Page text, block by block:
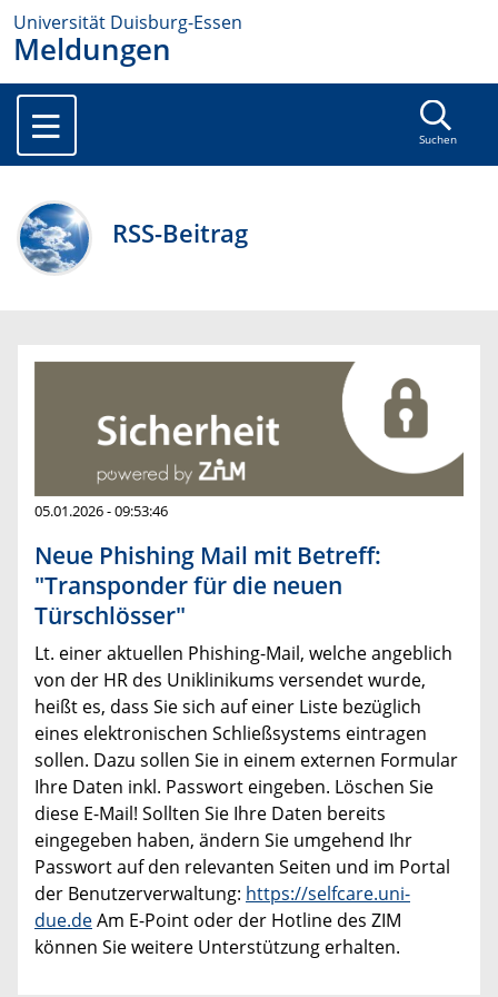
Universität Duisburg-Essen
Meldungen
Suchen
RSS-Beitrag
05.01.2026 - 09:53:46
Neue Phishing Mail mit Betreff:
"Transponder für die neuen
Türschlösser"
Lt. einer aktuellen Phishing-Mail, welche angeblich
von der HR des Uniklinikums versendet wurde,
heißt es, dass Sie sich auf einer Liste bezüglich
eines elektronischen Schließsystems eintragen
sollen. Dazu sollen Sie in einem externen Formular
Ihre Daten inkl. Passwort eingeben. Löschen Sie
diese E-Mail! Sollten Sie Ihre Daten bereits
eingegeben haben, ändern Sie umgehend Ihr
Passwort auf den relevanten Seiten und im Portal
der Benutzerverwaltung: https://selfcare.uni-
due.deAm E-Point oder der Hotline des ZIM
können Sie weitere Unterstützung erhalten.